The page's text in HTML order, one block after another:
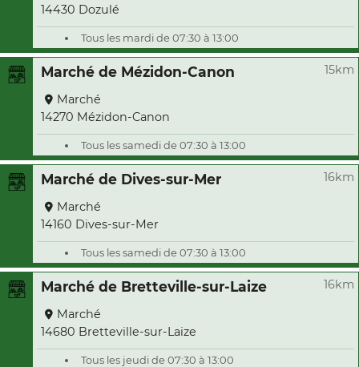
14430 Dozulé
Tous les mardi de 07:30 à 13:00
Marché de Mézidon-Canon 15km
Marché
14270 Mézidon-Canon
Tous les samedi de 07:30 à 13:00
Marché de Dives-sur-Mer 16km
Marché
14160 Dives-sur-Mer
Tous les samedi de 07:30 à 13:00
Marché de Bretteville-sur-Laize 16km
Marché
14680 Bretteville-sur-Laize
Tous les jeudi de 07:30 à 13:00